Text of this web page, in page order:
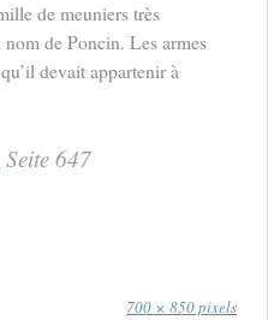
de meuniers très
de Poncin. Les armes
devait appartenir à
Seite 647
700 × 850 pixels